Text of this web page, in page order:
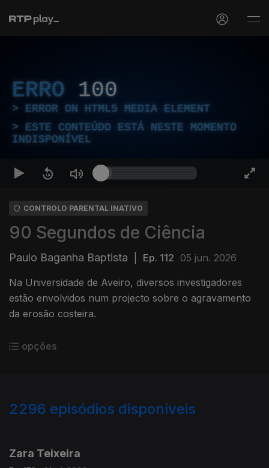
ERRO 100
ERROR ON HTML5 MEDIA ELEMENT
ESTE CONTEÚDO ESTÁ NESTE MOMENTO
INDISPONÍVEL
CONTROLO PARENTAL INATIVO
90 Segundos de Ciência
Paulo Baganha Baptista Ep. 112 05 jun. 2026
Na Universidade de Aveiro, diversos investigadores
estão envolvidos num projecto sobre o agravamento
da erosão costeira.
opções
2296 episódios disponíveis
Zara Teixeira